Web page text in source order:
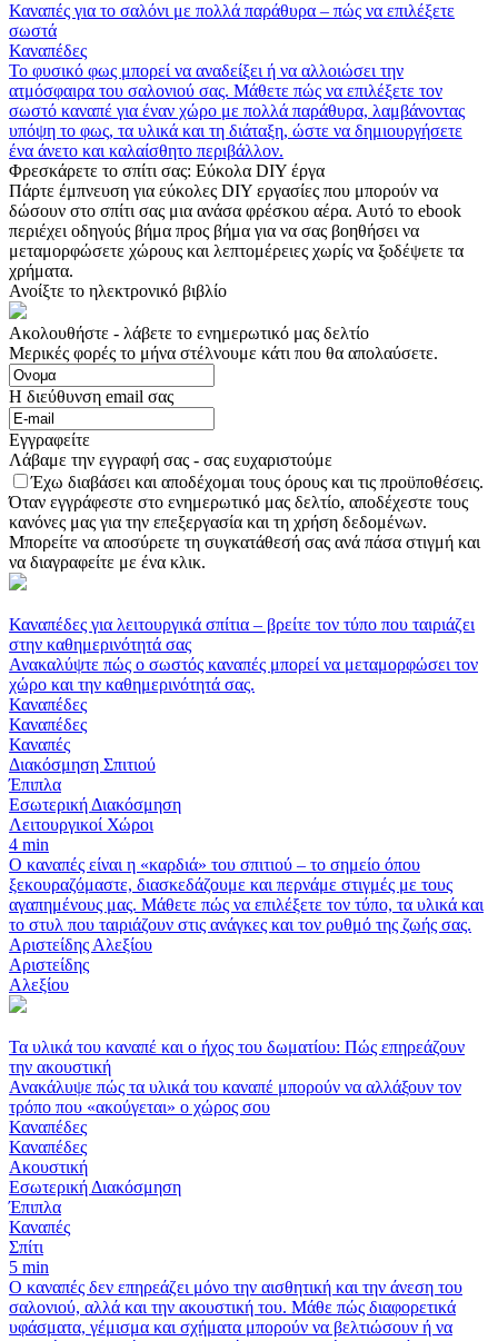
Καναπές για το σαλόνι με πολλά παράθυρα – πώς να επιλέξετε
σωστά
Καναπέδες
Το φυσικό φως μπορεί να αναδείξει ή να αλλοιώσει την
ατμόσφαιρα του σαλονιού σας. Μάθετε πώς να επιλέξετε τον
σωστό καναπέ για έναν χώρο με πολλά παράθυρα, λαμβάνοντας
υπόψη το φως, τα υλικά και τη διάταξη, ώστε να δημιουργήσετε
ένα άνετο και καλαίσθητο περιβάλλον.
Φρεσκάρετε το σπίτι σας: Εύκολα DIY έργα
Πάρτε έμπνευση για εύκολες DIY εργασίες που μπορούν να
δώσουν στο σπίτι σας μια ανάσα φρέσκου αέρα. Αυτό το ebook
περιέχει οδηγούς βήμα προς βήμα για να σας βοηθήσει να
μεταμορφώσετε χώρους και λεπτομέρειες χωρίς να ξοδέψετε τα
χρήματα.
Ανοίξτε το ηλεκτρονικό βιβλίο
Ακολουθήστε - λάβετε το ενημερωτικό μας δελτίο
Μερικές φορές το μήνα στέλνουμε κάτι που θα απολαύσετε.
Η διεύθυνση email σας
Εγγραφείτε
Λάβαμε την εγγραφή σας - σας ευχαριστούμε
Έχω διαβάσει και αποδέχομαι τους όρους και τις προϋποθέσεις.
Όταν εγγράφεστε στο ενημερωτικό μας δελτίο, αποδέχεστε τους
κανόνες μας για την επεξεργασία και τη χρήση δεδομένων.
Μπορείτε να αποσύρετε τη συγκατάθεσή σας ανά πάσα στιγμή και
να διαγραφείτε με ένα κλικ.
Καναπέδες για λειτουργικά σπίτια – βρείτε τον τύπο που ταιριάζει
στην καθημερινότητά σας
Ανακαλύψτε πώς ο σωστός καναπές μπορεί να μεταμορφώσει τον
χώρο και την καθημερινότητά σας.
Καναπέδες
Καναπέδες
Καναπές
Διακόσμηση Σπιτιού
Έπιπλα
Εσωτερική Διακόσμηση
Λειτουργικοί Χώροι
4 min
Ο καναπές είναι η «καρδιά» του σπιτιού – το σημείο όπου
ξεκουραζόμαστε, διασκεδάζουμε και περνάμε στιγμές με τους
αγαπημένους μας. Μάθετε πώς να επιλέξετε τον τύπο, τα υλικά και
το στυλ που ταιριάζουν στις ανάγκες και τον ρυθμό της ζωής σας.
Αριστείδης Αλεξίου
Αριστείδης
Αλεξίου
Τα υλικά του καναπέ και ο ήχος του δωματίου: Πώς επηρεάζουν
την ακουστική
Ανακάλυψε πώς τα υλικά του καναπέ μπορούν να αλλάξουν τον
τρόπο που «ακούγεται» ο χώρος σου
Καναπέδες
Καναπέδες
Ακουστική
Εσωτερική Διακόσμηση
Έπιπλα
Καναπές
Σπίτι
5 min
Ο καναπές δεν επηρεάζει μόνο την αισθητική και την άνεση του
σαλονιού, αλλά και την ακουστική του. Μάθε πώς διαφορετικά
υφάσματα, γέμισμα και σχήματα μπορούν να βελτιώσουν ή να